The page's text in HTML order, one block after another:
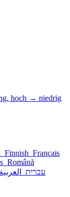
hoch → niedrig
Finnish Français
Română
עברית